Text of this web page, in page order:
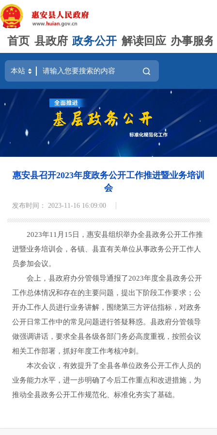
首页 县政府 政务公开 解读回应 办事服务
惠安县召开2023年度政务公开工作推进暨业务培训
会
发布时间： 2023-11-16 16:09:00
2023年11月15日，惠安县组织举办全县政务公开工作推
进暨业务培训会，各镇、县直有关单位从事政务公开工作人
员参加会议。
会上，县政府办分管领导通报了2023年度全县政务公开
工作总体情况和存在的主要问题，提出下阶段工作要求；公
开办工作人员进行业务讲解，围绕第三方评估指标，对政务
公开日常工作中的常见问题进行答疑释惑。县政府分管领导
做强调讲话，要求全县各级各部门务必高度重视，按照会议
相关工作部署，抓好年度工作考核冲刺。
本次会议，有效提升了全县各单位政务公开工作人员的
业务能力水平，进一步明确了今后工作重点和改进措施，为
推动全县政务公开工作规范化、标准化夯实了基础。